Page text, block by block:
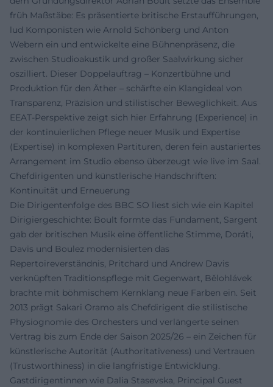
früh Maßstäbe: Es präsentierte britische Erstaufführungen,
lud Komponisten wie Arnold Schönberg und Anton
Webern ein und entwickelte eine Bühnenpräsenz, die
zwischen Studioakustik und großer Saalwirkung sicher
oszilliert. Dieser Doppelauftrag – Konzertbühne und
Produktion für den Äther – schärfte ein Klangideal von
Transparenz, Präzision und stilistischer Beweglichkeit. Aus
EEAT-Perspektive zeigt sich hier Erfahrung (Experience) in
der kontinuierlichen Pflege neuer Musik und Expertise
(Expertise) in komplexen Partituren, deren fein austariertes
Arrangement im Studio ebenso überzeugt wie live im Saal.
Chefdirigenten und künstlerische Handschriften:
Kontinuität und Erneuerung
Die Dirigentenfolge des BBC SO liest sich wie ein Kapitel
Dirigiergeschichte: Boult formte das Fundament, Sargent
gab der britischen Musik eine öffentliche Stimme, Doráti,
Davis und Boulez modernisierten das
Repertoireverständnis, Pritchard und Andrew Davis
verknüpften Traditionspflege mit Gegenwart, Bělohlávek
brachte mit böhmischem Kernklang neue Farben ein. Seit
2013 prägt Sakari Oramo als Chefdirigent die stilistische
Physiognomie des Orchesters und verlängerte seinen
Vertrag bis zum Ende der Saison 2025/26 – ein Zeichen für
künstlerische Autorität (Authoritativeness) und Vertrauen
(Trustworthiness) in die langfristige Entwicklung.
Gastdirigentinnen wie Dalia Stasevska, Principal Guest